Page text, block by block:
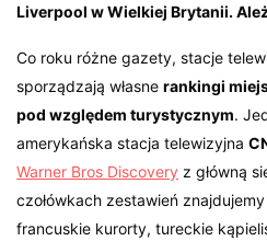
Liverpool w Wielkiej Brytanii.
Co roku różne gazety, stacje
sporządzają własnerankingi
pod względem turystycznym.
amerykańska stacja telewizyjna
Warner Bros Discovery z główną
czołówkach zestawień
francuskie kurorty, tureckie